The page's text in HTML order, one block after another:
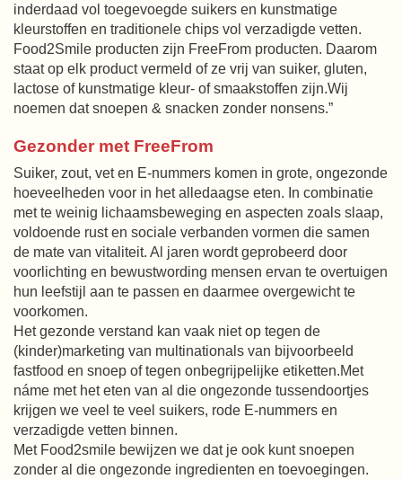
inderdaad vol toegevoegde suikers en kunstmatige
kleurstoffen en traditionele chips vol verzadigde vetten.
Food2Smile producten zijn FreeFrom producten. Daarom
staat op elk product vermeld of ze vrij van suiker, gluten,
lactose of kunstmatige kleur- of smaakstoffen zijn.Wij
noemen dat snoepen & snacken zonder nonsens.”
Gezonder met FreeFrom
Suiker, zout, vet en E-nummers komen in grote, ongezonde
hoeveelheden voor in het alledaagse eten. In combinatie
met te weinig lichaamsbeweging en aspecten zoals slaap,
voldoende rust en sociale verbanden vormen die samen
de mate van vitaliteit. Al jaren wordt geprobeerd door
voorlichting en bewustwording mensen ervan te overtuigen
hun leefstijl aan te passen en daarmee overgewicht te
voorkomen.
Het gezonde verstand kan vaak niet op tegen de
(kinder)marketing van multinationals van bijvoorbeeld
fastfood en snoep of tegen onbegrijpelijke etiketten.Met
náme met het eten van al die ongezonde tussendoortjes
krijgen we veel te veel suikers, rode E-nummers en
verzadigde vetten binnen.
Met Food2smile bewijzen we dat je ook kunt snoepen
zonder al die ongezonde ingredienten en toevoegingen.